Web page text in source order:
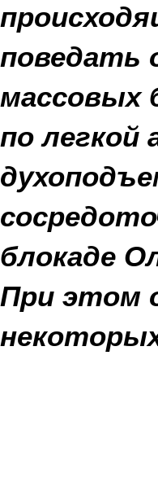
поведать
массовых
по легкой
блокаде
При этом